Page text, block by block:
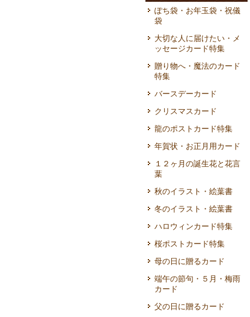
ぽち袋・お年玉袋・祝儀
袋
大切な人に届けたい・メ
ッセージカード特集
贈り物へ・魔法のカード
特集
バースデーカード
クリスマスカード
龍のポストカード特集
年賀状・お正月用カード
１２ヶ月の誕生花と花言
葉
秋のイラスト・絵葉書
冬のイラスト・絵葉書
ハロウィンカード特集
桜ポストカード特集
母の日に贈るカード
端午の節句・５月・梅雨
カード
父の日に贈るカード